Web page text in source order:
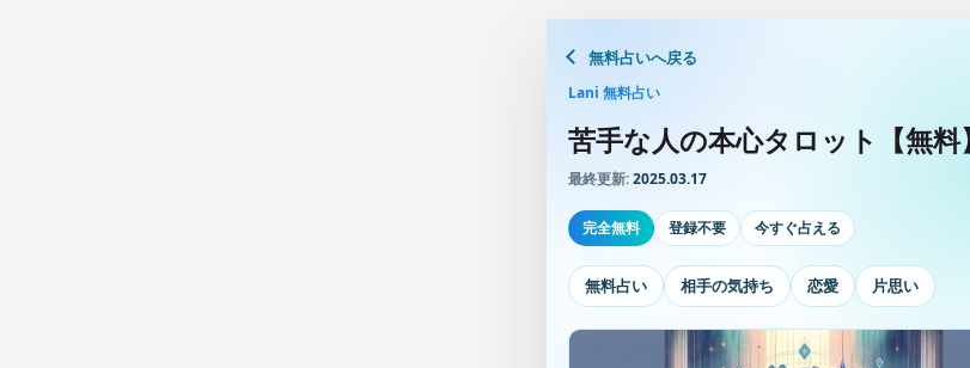
無料占いへ戻る
Lani 無料占い
苦手な人の本心タロット【無料】
最終更新:2025.03.17
完全無料 登録不要 今すぐ占える
無料占い 相手の気持ち 恋愛 片思い